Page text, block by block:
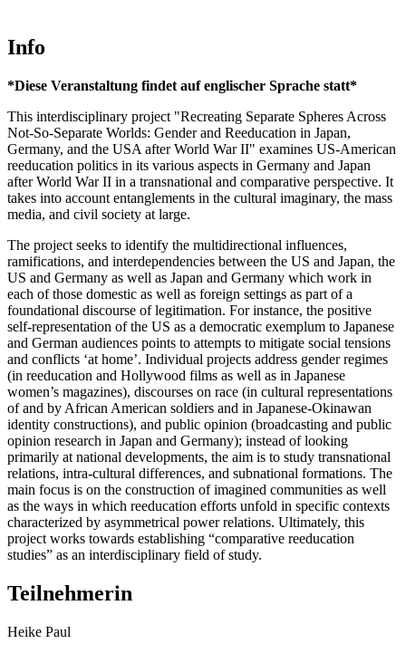
Info
*Diese Veranstaltung findet auf englischer Sprache statt*
This interdisciplinary project "Recreating Separate Spheres Across
Not-So-Separate Worlds: Gender and Reeducation in Japan,
Germany, and the USA after World War II" examines US-American
reeducation politics in its various aspects in Germany and Japan
after World War II in a transnational and comparative perspective. It
takes into account entanglements in the cultural imaginary, the mass
media, and civil society at large.
The project seeks to identify the multidirectional influences,
ramifications, and interdependencies between the US and Japan, the
US and Germany as well as Japan and Germany which work in
each of those domestic as well as foreign settings as part of a
foundational discourse of legitimation. For instance, the positive
self-representation of the US as a democratic exemplum to Japanese
and German audiences points to attempts to mitigate social tensions
and conflicts ‘at home’. Individual projects address gender regimes
(in reeducation and Hollywood films as well as in Japanese
women’s magazines), discourses on race (in cultural representations
of and by African American soldiers and in Japanese-Okinawan
identity constructions), and public opinion (broadcasting and public
opinion research in Japan and Germany); instead of looking
primarily at national developments, the aim is to study transnational
relations, intra-cultural differences, and subnational formations. The
main focus is on the construction of imagined communities as well
as the ways in which reeducation efforts unfold in specific contexts
characterized by asymmetrical power relations. Ultimately, this
project works towards establishing “comparative reeducation
studies” as an interdisciplinary field of study.
Teilnehmerin
Heike Paul